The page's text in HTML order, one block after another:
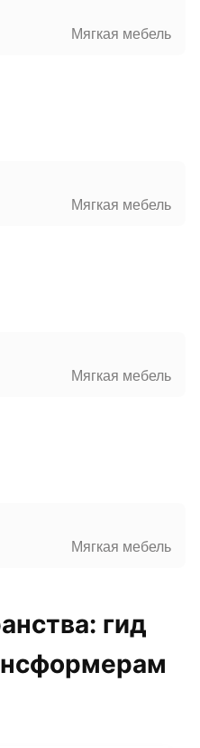
Мягкая мебель
Мягкая мебель
Мягкая мебель
Мягкая мебель
гид